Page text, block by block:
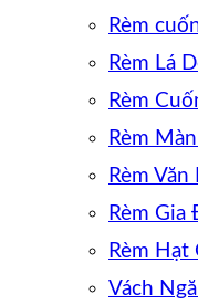
Rèm
Rèm Lá
Rèm
Rèm
Rèm Văn
Rèm Gia
Rèm Hạt
Vách